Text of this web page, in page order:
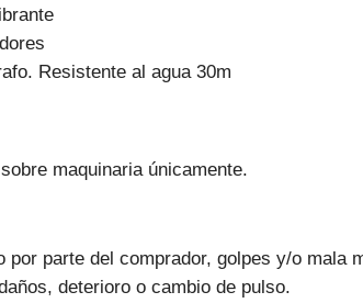
Resistente al agua 30m
maquinaria únicamente.
por parte del comprador, golpes y/o mala
deterioro o cambio de pulso.